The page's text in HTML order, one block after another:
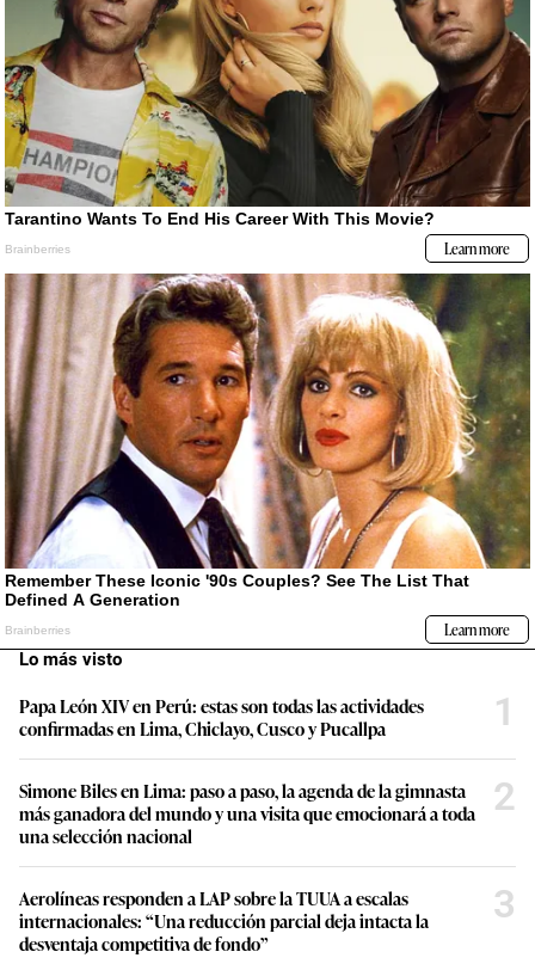
Lo más visto
Papa León XIV en Perú: estas son todas las actividades
confirmadas en Lima, Chiclayo, Cusco y Pucallpa
1
Simone Biles en Lima: paso a paso, la agenda de la gimnasta
más ganadora del mundo y una visita que emocionará a toda
una selección nacional
2
Aerolíneas responden a LAP sobre la TUUA a escalas
internacionales: “Una reducción parcial deja intacta la
desventaja competitiva de fondo”
3